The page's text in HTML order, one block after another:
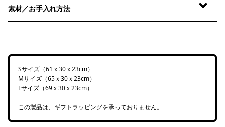
素材／お手入れ方法
Sサイズ（61ｘ30ｘ23cm）
Mサイズ（65ｘ30ｘ23cm）
Lサイズ（69ｘ30ｘ23cm）
この製品は、ギフトラッピングを承っておりません。